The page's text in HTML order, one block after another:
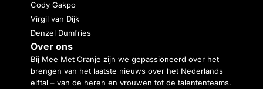
Cody Gakpo
Virgil van Dijk
Denzel Dumfries
Over ons
Bij Mee Met Oranje zijn we gepassioneerd over het
brengen van het laatste nieuws over het Nederlands
elftal – van de heren en vrouwen tot de talententeams.